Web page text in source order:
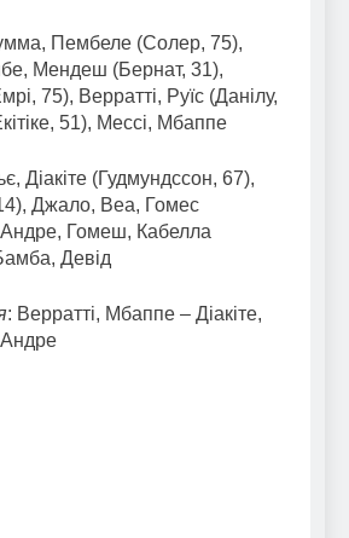
Пембеле (Солер, 75),
Мендеш (Бернат, 31),
75), Верратті, Руїс (Данілу,
51), Мессі, Мбаппе
Діакіте (Гудмундссон, 67),
Джало, Веа, Гомес
Андре, Гомеш, Кабелла
Девід
: Верратті, Мбаппе – Діакіте,